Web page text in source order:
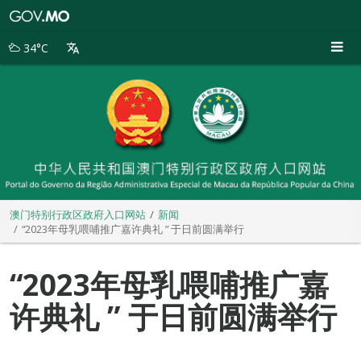
别
34°C
澳门特别行政区政府入口网站
新闻
“2023年母乳喂哺推广嘉许典礼 ” 于日前圆满举行
“2023年母乳喂哺推广嘉
许典礼 ” 于日前圆满举行